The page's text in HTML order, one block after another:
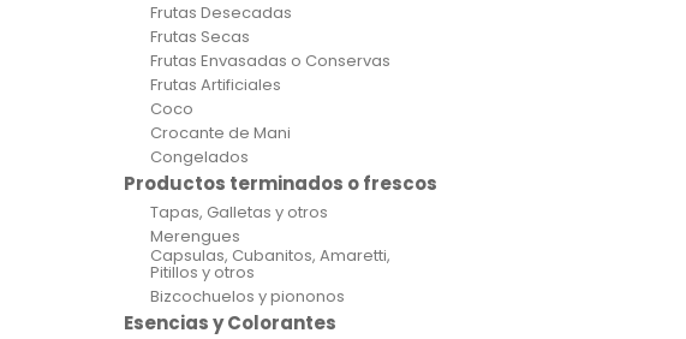
Frutas Desecadas
Frutas Secas
Frutas Envasadas o Conservas
Frutas Artificiales
Coco
Crocante de Mani
Congelados
Productos terminados o frescos
Tapas, Galletas y otros
Merengues
Capsulas, Cubanitos, Amaretti,
Pitillos y otros
Bizcochuelos y piononos
Esencias y Colorantes